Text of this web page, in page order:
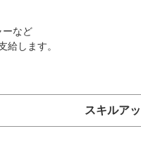
ーなど
給します。
スキルア